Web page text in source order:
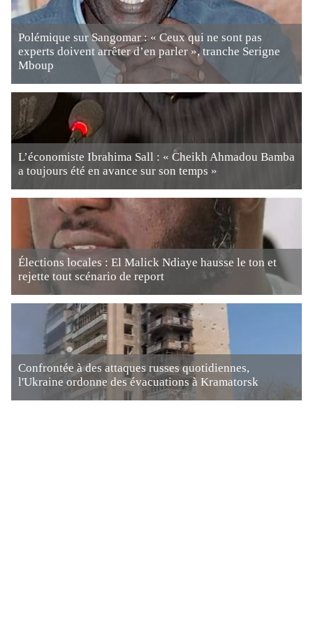
Polémique sur Sangomar : « Ceux qui ne sont pas
experts doivent arrêter d’en parler », tranche Serigne
Mboup
L’économiste Ibrahima Sall : « Cheikh Ahmadou Bamba
a toujours été en avance sur son temps »
Élections locales : El Malick Ndiaye hausse le ton et
rejette tout scénario de report
Confrontée à des attaques russes quotidiennes,
l'Ukraine ordonne des évacuations à Kramatorsk